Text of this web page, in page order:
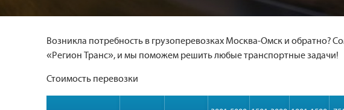
Возникла потребность в грузоперевозках Москва-Омск и обратно?
«Регион Транс», и мы поможем решить любые транспортные задачи!
Стоимость перевозки